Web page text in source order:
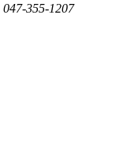
047-355-1207